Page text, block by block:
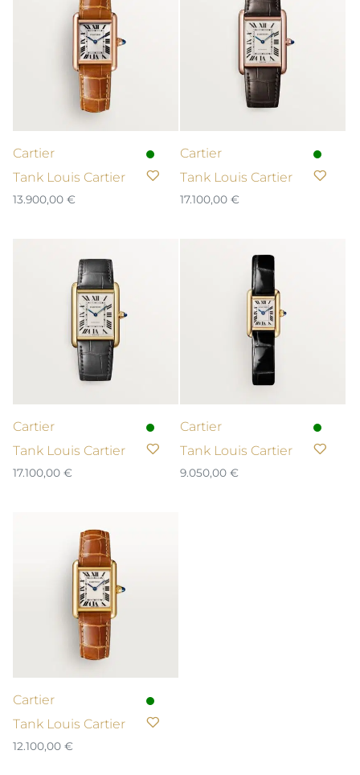
Cartier
Tank Louis Cartier
13.900,00 €
Cartier
Tank Louis Cartier
17.100,00 €
Cartier
Tank Louis Cartier
17.100,00 €
Cartier
Tank Louis Cartier
9.050,00 €
Cartier
Tank Louis Cartier
12.100,00 €